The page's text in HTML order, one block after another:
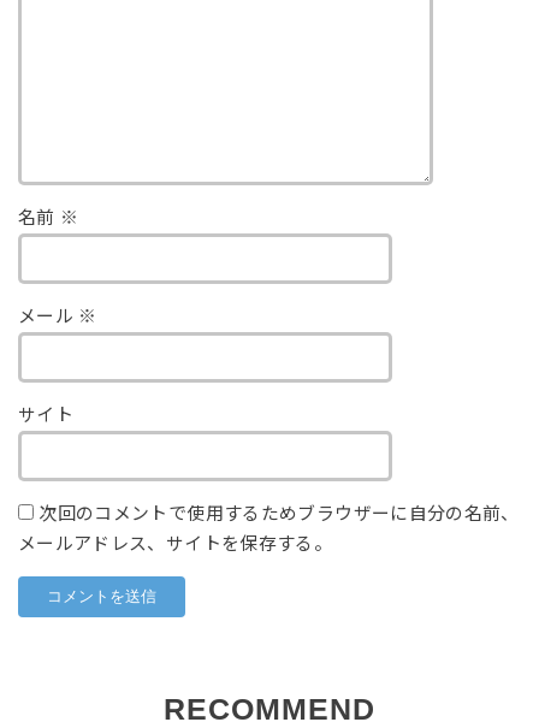
名前 ※
メール ※
サイト
次回のコメントで使用するためブラウザーに自分の名前、
メールアドレス、サイトを保存する。
RECOMMEND